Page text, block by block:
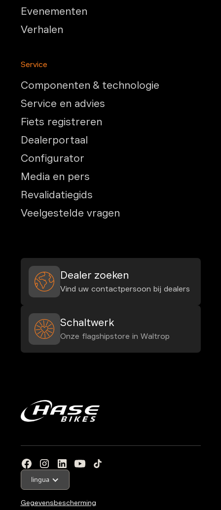
Evenementen
Verhalen
Service
Componenten & technologie
Service en advies
Fiets registreren
Dealerportaal
Configurator
Media en pers
Revalidatiegids
Veelgestelde vragen
Dealer zoeken
Vind uw contactpersoon bij dealers
Schaltwerk
Onze flagshipstore in Waltrop
lingua
Gegevensbescherming